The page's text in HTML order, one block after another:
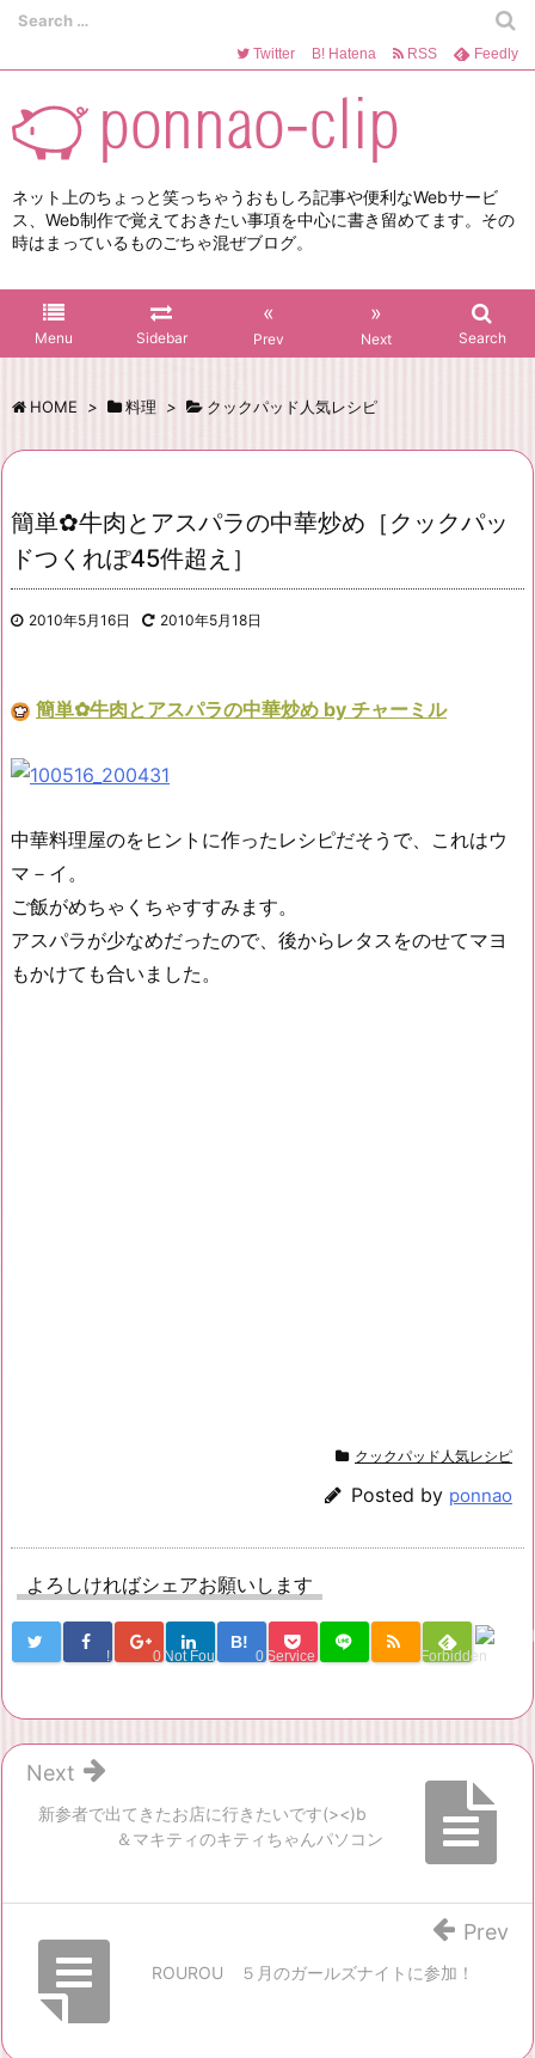
ネット上のちょっと笑っちゃうおもしろ記事や便利なWebサービ
ス、Web制作で覚えておきたい事項を中心に書き留めてます。その
時はまっているものごちゃ混ぜブログ。
Menu Sidebar
«
Prev
»
Next Search
Twitter B! Hatena RSS Feedly
HOME > 料理 > クックパッド人気レシピ
簡単✿牛肉とアスパラの中華炒め［クックパッ
ドつくれぽ45件超え］
2010年5月16日 2010年5月18日
簡単✿牛肉とアスパラの中華炒め by チャーミル
中華料理屋のをヒントに作ったレシピだそうで、これはウ
マ－イ。
ご飯がめちゃくちゃすすみます。
アスパラが少なめだったので、後からレタスをのせてマヨ
もかけても合いました。
クックパッド人気レシピ
Posted by ponnao
よろしければシェアお願いします
! 0 Not Found
B!
0 Service Una Forbidden
新参者で出てきたお店に行きたいです(><)b
＆マキティのキティちゃんパソコン
Next
ROUROU ５月のガールズナイトに参加！
Prev